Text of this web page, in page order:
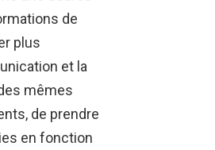
de
plus
et la
mêmes
de prendre
en fonction